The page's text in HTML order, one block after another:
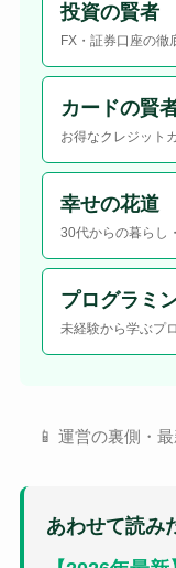
投資の賢者
FX・証券口座の徹
カードの賢
お得なクレジット
幸せの花道
30代からの暮らし
プログラミ
未経験から学ぶプ
📱 運営の裏側・
あわせて読み